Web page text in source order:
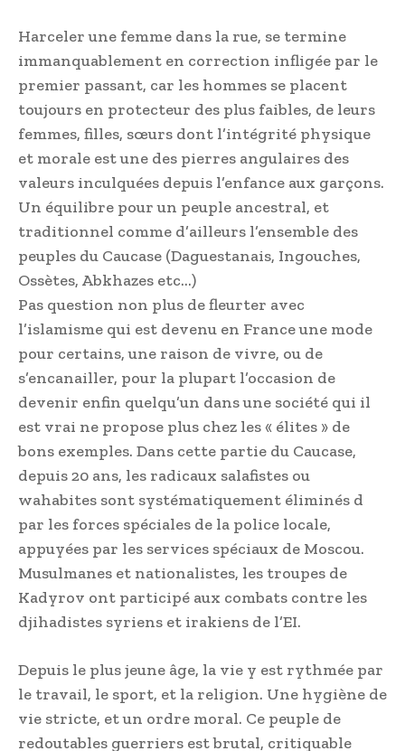
Harceler une femme dans la rue, se termine
immanquablement en correction infligée par le
premier passant, car les hommes se placent
toujours en protecteur des plus faibles, de leurs
femmes, filles, sœurs dont l’intégrité physique
et morale est une des pierres angulaires des
valeurs inculquées depuis l’enfance aux garçons.
Un équilibre pour un peuple ancestral, et
traditionnel comme d’ailleurs l’ensemble des
peuples du Caucase (Daguestanais, Ingouches,
Ossètes, Abkhazes etc…)
Pas question non plus de fleurter avec
l’islamisme qui est devenu en France une mode
pour certains, une raison de vivre, ou de
s’encanailler, pour la plupart l’occasion de
devenir enfin quelqu’un dans une société qui il
est vrai ne propose plus chez les « élites » de
bons exemples. Dans cette partie du Caucase,
depuis 20 ans, les radicaux salafistes ou
wahabites sont systématiquement éliminés d
par les forces spéciales de la police locale,
appuyées par les services spéciaux de Moscou.
Musulmanes et nationalistes, les troupes de
Kadyrov ont participé aux combats contre les
djihadistes syriens et irakiens de l’EI.
Depuis le plus jeune âge, la vie y est rythmée par
le travail, le sport, et la religion. Une hygiène de
vie stricte, et un ordre moral. Ce peuple de
redoutables guerriers est brutal, critiquable